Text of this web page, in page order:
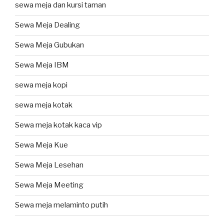
sewa meja dan kursi taman
Sewa Meja Dealing
Sewa Meja Gubukan
Sewa Meja IBM
sewa meja kopi
sewa meja kotak
Sewa meja kotak kaca vip
Sewa Meja Kue
Sewa Meja Lesehan
Sewa Meja Meeting
Sewa meja melaminto putih